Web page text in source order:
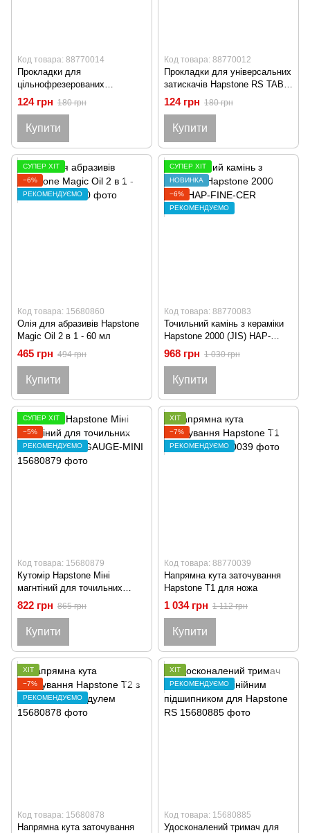
Код товара: 88770014
Прокладки для
цільнофрезерованих
затискачів Hapstone RS TABS-
SMALL-RS
124 грн 180 грн
Купити
Код товара: 88770012
Прокладки для універсальних
затискачів Hapstone RS TABS-
UN-CLAMPS-RS
124 грн 180 грн
Купити
СУПЕР ХІТ
−6%
РЕКОМЕНДУЄМО
Код товара: 15680860
Олія для абразивів Hapstone
Magic Oil 2 в 1 - 60 мл
465 грн 494 грн
Купити
СУПЕР ХІТ
НОВИНКА
−6%
РЕКОМЕНДУЄМО
Код товара: 88770083
Точильний камінь з кераміки
Hapstone 2000 (JIS) HAP-
FINE-CER
968 грн 1 030 грн
Купити
СУПЕР ХІТ
−5%
РЕКОМЕНДУЄМО
Код товара: 15680879
Кутомір Hapstone Міні
магнтіний для точильних
систем ANGLEGAUGE-MINI
822 грн 865 грн
Купити
ХІТ
−7%
РЕКОМЕНДУЄМО
Код товара: 88770039
Напрямна кута заточування
Hapstone T1 для ножа
1 034 грн 1 112 грн
Купити
ХІТ
−7%
РЕКОМЕНДУЄМО
Код товара: 15680878
Напрямна кута заточування
ХІТ
РЕКОМЕНДУЄМО
Код товара: 15680885
Удосконалений тримач для